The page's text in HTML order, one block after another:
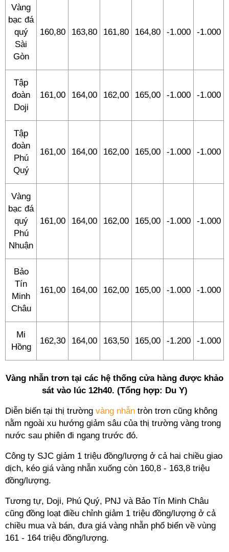
Vàng
bạc đá
quý
Sài
Gòn
160,80 163,80 161,80 164,80 -1.000 -1.000
Tập
đoàn
Doji
161,00 164,00 162,00 165,00 -1.000 -1.000
Tập
đoàn
Phú
Quý
161,00 164,00 162,00 165,00 -1.000 -1.000
Vàng
bạc đá
quý
Phú
Nhuận
161,00 164,00 162,00 165,00 -1.000 -1.000
Bảo
Tín
Minh
Châu
161,00 164,00 162,00 165,00 -1.000 -1.000
Mi
Hồng
162,30 164,00 163,50 165,00 -1.200 -1.000
Vàng nhẫn trơn tại các hệ thống cửa hàng được khảo
sát vào lúc 12h40. (Tổng hợp: Du Y)
Diễn biến tại thị trường vàng nhẫn tròn trơn cũng không
nằm ngoài xu hướng giảm sâu của thị trường vàng trong
nước sau phiên đi ngang trước đó.
Công ty SJC giảm 1 triệu đồng/lượng ở cả hai chiều giao
dịch, kéo giá vàng nhẫn xuống còn 160,8 - 163,8 triệu
đồng/lượng.
Tương tự, Doji, Phú Quý, PNJ và Bảo Tín Minh Châu
cũng đồng loạt điều chỉnh giảm 1 triệu đồng/lượng ở cả
chiều mua và bán, đưa giá vàng nhẫn phổ biến về vùng
161 - 164 triệu đồng/lượng.